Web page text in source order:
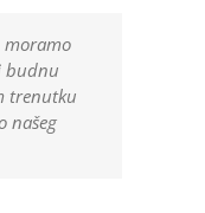
moramo
budnu
trenutku
našeg